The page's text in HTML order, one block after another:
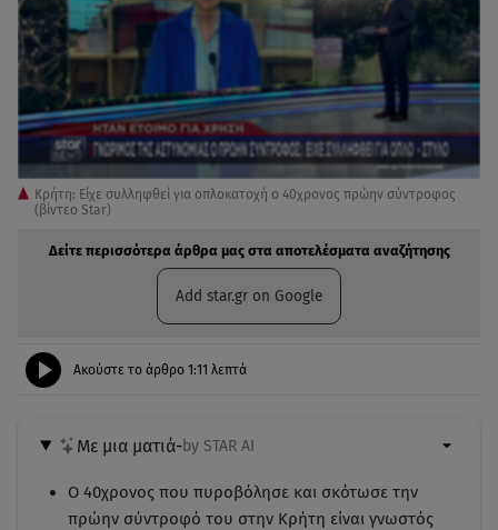
Κρήτη: Είχε συλληφθεί για οπλοκατοχή ο 40χρονος πρώην σύντροφος
(βίντεο Star)
Δείτε περισσότερα άρθρα μας στα αποτελέσματα αναζήτησης
Add star.gr on Google
Ακούστε το άρθρο 1:11 λεπτά
Με μια ματιά-by STAR AI
Ο 40χρονος που πυροβόλησε και σκότωσε την
πρώην σύντροφό του στην Κρήτη είναι γνωστός